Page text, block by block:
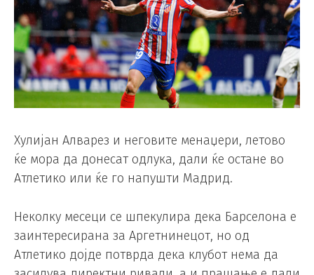
Хулијан Алварез и неговите менаџери, летово
ќе мора да донесат одлука, дали ќе остане во
Атлетико или ќе го напушти Мадрид.
Неколку месеци се шпекулира дека Барселона е
заинтересирана за Аргетнинецот, но од
Атлетико дојде потврда дека клубот нема да